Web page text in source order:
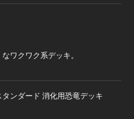
ワクワク系デッキ。
ンダード 消化用恐竜デッキ